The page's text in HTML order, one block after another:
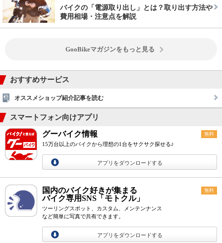
バイクの「電源取り出し」とは？取り出す方法や
費用相場・注意点を解説
GooBikeマガジンをもっと見る
おすすめサービス
オススメショップ紹介記事を読む
スマートフォン向けアプリ
グーバイク情報 無料
15万台以上のバイクから理想の1台をサクサク探せる♪
アプリをダウンロードする
国内のバイク好きが集まる
バイク専用SNS「モトクル」
無料
ツーリングスポット、カスタム、メンテンナンス
など簡単に写真で共有できます。
アプリをダウンロードする